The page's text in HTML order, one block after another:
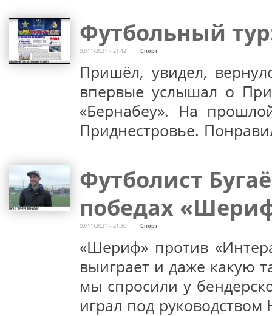
Футбольный
02/11/2021 - 21:42 Спорт
Пришёл, увидел,
впервые услышал о
«Бернабеу». На
Приднестровье.
Футболист
победах
02/11/2021 - 21:30 Спорт
«Шериф» против
выиграет и даже какую
мы спросили у
играл под